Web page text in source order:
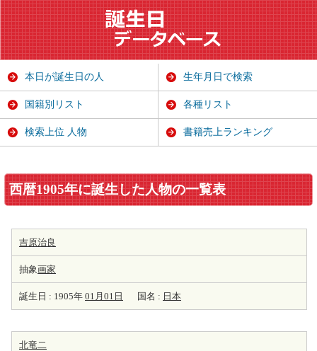
西暦1905年に誕生した人物の一覧表
吉原治良
抽象画家
誕生日 : 1905年 01月01日 国名 : 日本
北竜二
本日が誕生日の人 生年月日で検索
国籍別リスト 各種リスト
検索上位 人物 書籍売上ランキング